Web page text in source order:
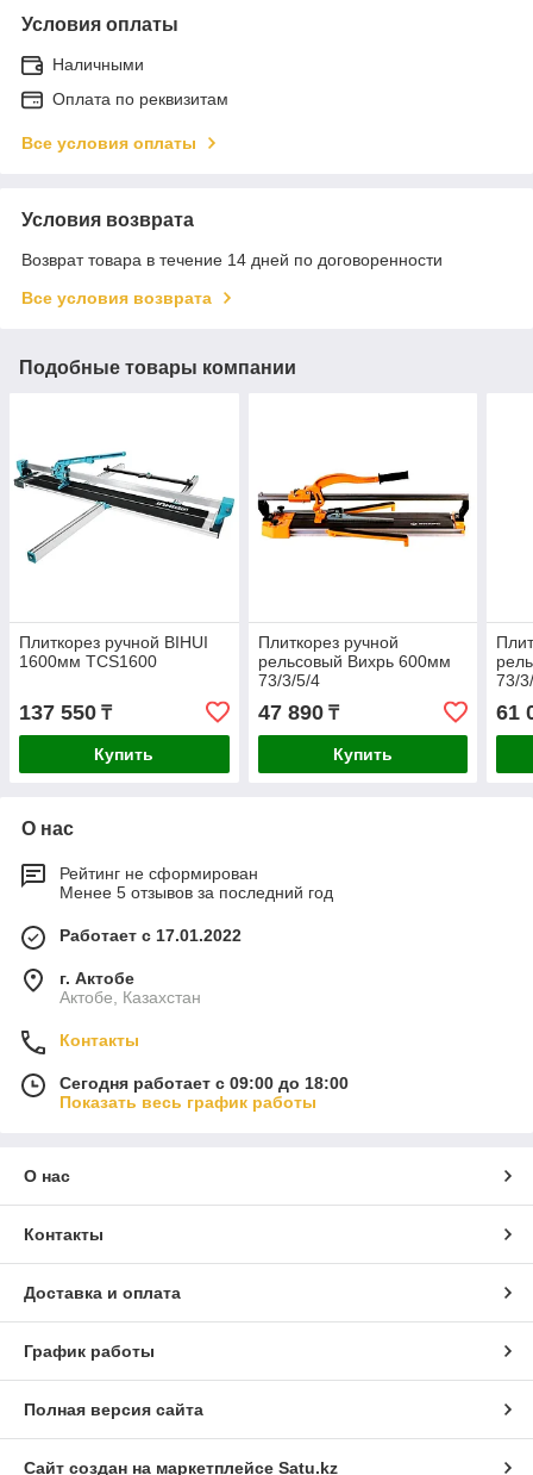
Условия оплаты
Наличными
Оплата по реквизитам
Все условия оплаты
Условия возврата
Возврат товара в течение 14 дней по договоренности
Все условия возврата
Подобные товары компании
Плиткорез ручной BIHUI
1600мм TCS1600
137 550 ₸
Купить
Плиткорез ручной
рельсовый Вихрь 600мм
73/3/5/4
47 890₸
Купить
73/
61
О нас
Рейтинг не сформирован
Менее 5 отзывов за последний год
Работает с 17.01.2022
г. Актобе
Актобе, Казахстан
Контакты
Сегодня работает с 09:00 до 18:00
Показать весь график работы
О нас
Контакты
Доставка и оплата
График работы
Полная версия сайта
Сайт создан на маркетплейсе Satu.kz